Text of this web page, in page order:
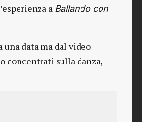
a Ballando con
data ma dal video
concentrati sulla danza,